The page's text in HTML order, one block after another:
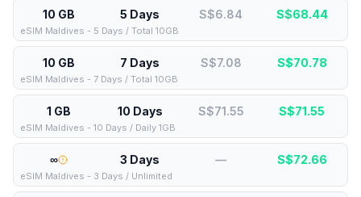
10 GB 5 Days S$6.84 S$68.44
eSIM Maldives - 5 Days / Total 10GB
10 GB 7 Days S$7.08 S$70.78
eSIM Maldives - 7 Days / Total 10GB
1 GB 10 Days S$71.55 S$71.55
eSIM Maldives - 10 Days / Daily 1GB
∞ 3 Days — S$72.66
eSIM Maldives - 3 Days / Unlimited